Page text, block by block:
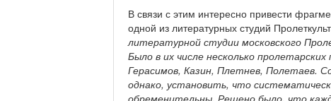
В связи с этим интересно привести
одной из литературных студий
литературной студии московского
Было в их числе несколько
Герасимов, Казин, Плетнев, Полетаев.
однако, установить, что
обременительны. Решено было, что